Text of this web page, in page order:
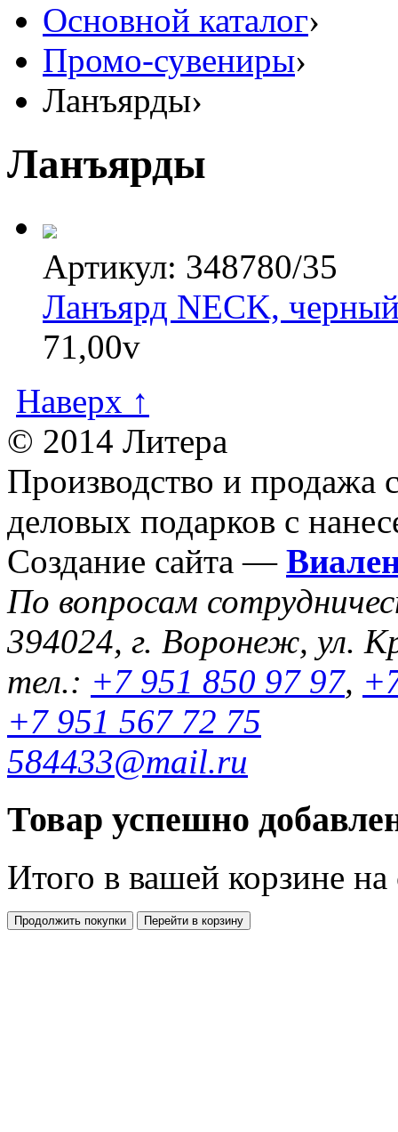
Основной каталог›
Промо-сувениры›
Ланъярды›
Ланъярды
Артикул: 348780/35
Ланъярд NECK,
71,00v
Наверх ↑
© 2014 Литера
Производство и продажа
деловых подарков с
Создание сайта —
По вопросам
394024, г. Воронеж, ул.
тел.: +7 951 850 97 97,
+7 951 567 72 75
584433@mail.ru
Товар успешно
Итого в вашей корзине
Продолжить покупки Перейти в корзину